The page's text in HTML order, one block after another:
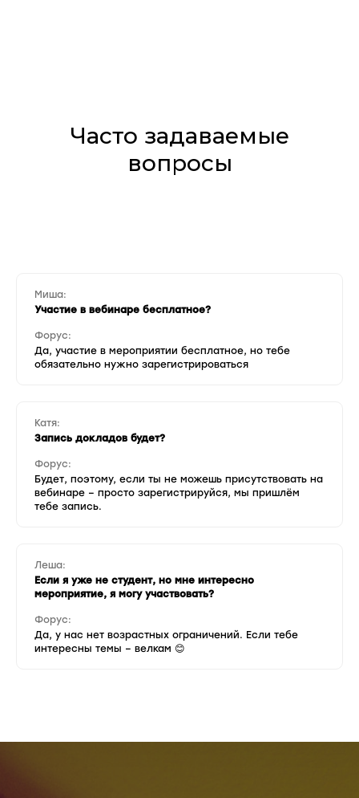
Часто задаваемые
вопросы
Миша:
Участие в вебинаре бесплатное?
Форус:
Да, участие в мероприятии бесплатное, но тебе
обязательно нужно зарегистрироваться
Катя:
Запись докладов будет?
Форус:
Будет, поэтому, если ты не можешь присутствовать на
вебинаре – просто зарегистрируйся, мы пришлём
тебе запись.
Леша:
Если я уже не студент, но мне интересно
мероприятие, я могу участвовать?
Форус:
Да, у нас нет возрастных ограничений. Если тебе
интересны темы – велкам 😊